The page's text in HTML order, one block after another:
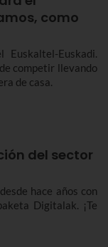
como
Euskaltel-Euskadi.
competir llevando
de casa.
del sector
hace años con
Digitalak. ¡Te